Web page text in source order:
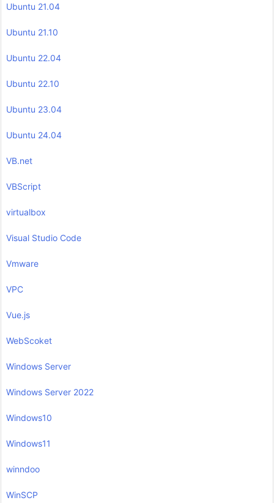
Ubuntu 21.04
Ubuntu 21.10
Ubuntu 22.04
Ubuntu 22.10
Ubuntu 23.04
Ubuntu 24.04
VB.net
VBScript
virtualbox
Visual Studio Code
Vmware
VPC
Vue.js
WebScoket
Windows Server
Windows Server 2022
Windows10
Windows11
winndoo
WinSCP